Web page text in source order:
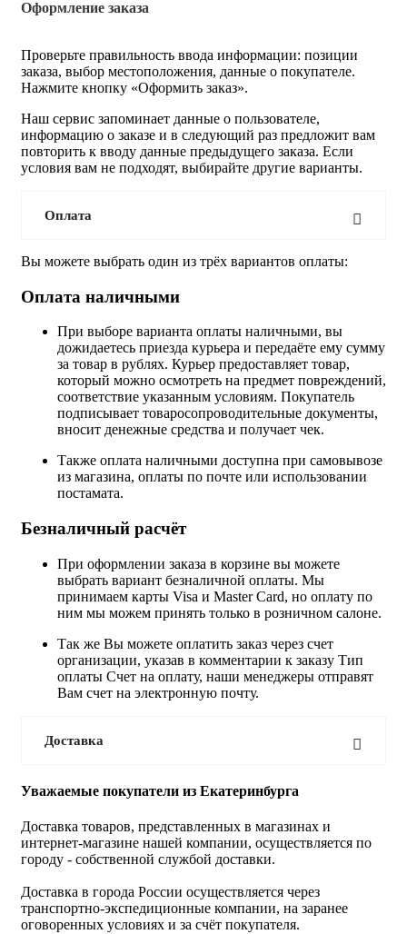
Оформление заказа
Проверьте правильность ввода информации: позиции
заказа, выбор местоположения, данные о покупателе.
Нажмите кнопку «Оформить заказ».
Наш сервис запоминает данные о пользователе,
информацию о заказе и в следующий раз предложит вам
повторить к вводу данные предыдущего заказа. Если
условия вам не подходят, выбирайте другие варианты.
Оплата
Вы можете выбрать один из трёх вариантов оплаты:
Оплата наличными
При выборе варианта оплаты наличными, вы
дожидаетесь приезда курьера и передаёте ему сумму
за товар в рублях. Курьер предоставляет товар,
который можно осмотреть на предмет повреждений,
соответствие указанным условиям. Покупатель
подписывает товаросопроводительные документы,
вносит денежные средства и получает чек.
Также оплата наличными доступна при самовывозе
из магазина, оплаты по почте или использовании
постамата.
Безналичный расчёт
При оформлении заказа в корзине вы можете
выбрать вариант безналичной оплаты. Мы
принимаем карты Visa и Master Card, но оплату по
ним мы можем принять только в розничном салоне.
Так же Вы можете оплатить заказ через счет
организации, указав в комментарии к заказу Тип
оплаты Счет на оплату, наши менеджеры отправят
Вам счет на электронную почту.
Доставка
Уважаемые покупатели из Екатеринбурга
Доставка товаров, представленных в магазинах и
интернет-магазине нашей компании, осуществляется по
городу - собственной службой доставки.
Доставка в города России осуществляется через
транспортно-экспедиционные компании, на заранее
оговоренных условиях и за счёт покупателя.